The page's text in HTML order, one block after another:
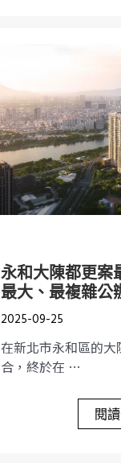
永和大陳都更案
最大、最複雜公
2025-09-25
在新北市永和區的
合，終於在 …
閱